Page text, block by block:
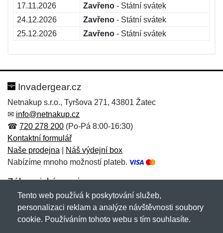
17.11.2026
Zavřeno - Státní svátek
24.12.2026
Zavřeno - Státní svátek
25.12.2026
Zavřeno - Státní svátek
Invadergear.cz
Netnakup s.r.o., Tyršova 271, 43801 Žatec
✉ info@netnakup.cz
☎ 720 278 200 (Po-Pá 8:00-16:30)
Kontaktní formulář
Naše prodejna
Náš výdejní box
Nabízíme mnoho možností plateb.
Zákaznický servis
Novinky emailem
Tento web používá k poskytování služeb,
personalizaci reklam a analýze návštěvnosti soubory
cookie. Používáním tohoto webu s tím souhlasíte.